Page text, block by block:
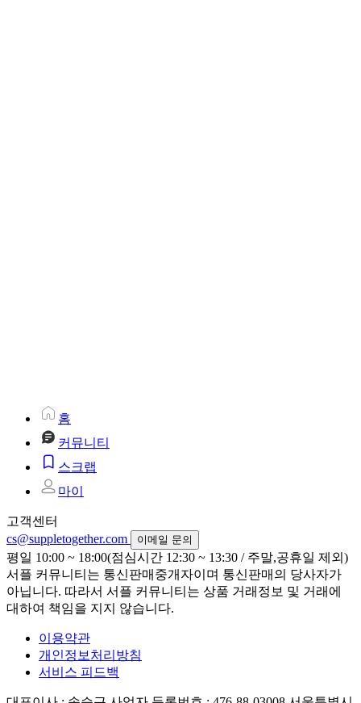
홈
커뮤니티
스크랩
마이
고객센터
cs@suppletogether.com
이메일 문의
평일 10:00 ~ 18:00(점심시간 12:30 ~ 13:30 / 주말,공휴일 제외)
서플 커뮤니티는 통신판매중개자이며 통신판매의 당사자가
아닙니다. 따라서 서플 커뮤니티는 상품 거래정보 및 거래에
대하여 책임을 지지 않습니다.
이용약관
개인정보처리방침
서비스 피드백